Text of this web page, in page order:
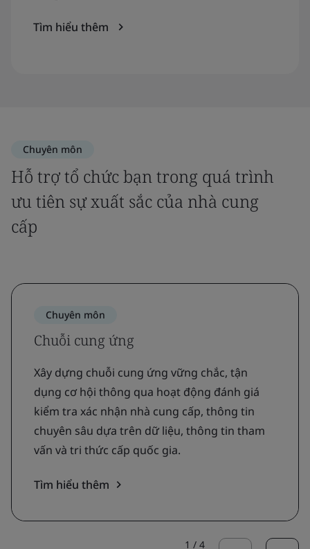
Tìm hiểu thêm
Chuyên môn
Hỗ trợ tổ chức bạn trong quá trình
ưu tiên sự xuất sắc của nhà cung
cấp
Chuyên môn
Chuỗi cung ứng
Xây dựng chuỗi cung ứng vững chắc, tận
dụng cơ hội thông qua hoạt động đánh giá
kiểm tra xác nhận nhà cung cấp, thông tin
chuyên sâu dựa trên dữ liệu, thông tin tham
vấn và tri thức cấp quốc gia.
Tìm hiểu thêm
1 / 4